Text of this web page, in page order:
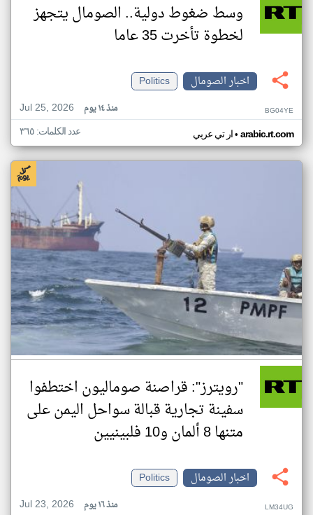
وسط ضغوط دولية.. الصومال يتجهز
لخطوة تأخرت 35 عاما
اخبار الصومال
Politics
Jul 25, 2026
منذ ١٤ يوم BG04YE
ار تي عربي• arabic.rt.com عدد الكلمات: ٣٦٥
"رويترز": قراصنة صوماليون اختطفوا
سفينة تجارية قبالة سواحل اليمن على
متنها 8 ألمان و10 فلبينيين
اخبار الصومال
Politics
Jul 23, 2026
منذ ١٦ يوم LM34UG